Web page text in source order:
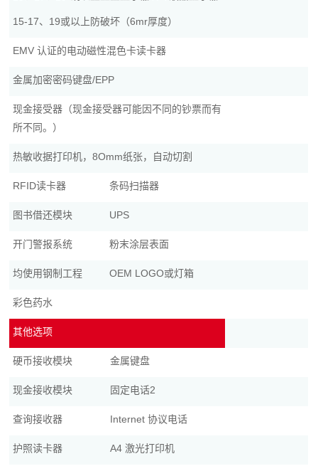
15-17、19或以上防破坏（6mr厚度）
EMV 认证的电动磁性混色卡读卡器
金属加密密码键盘/EPP
现金接受器（现金接受器可能因不同的钞票而有
所不同。）
热敏收据打印机，8Omm纸张，自动切割
RFID读卡器 条码扫描器
图书借还模块 UPS
开门警报系统 粉末涂层表面
均使用钢制工程 OEM LOGO或灯箱
彩色药水
其他选项
硬币接收模块 金属键盘
现金接收模块 固定电话2
查询接收器 Internet 协议电话
护照读卡器 A4 激光打印机